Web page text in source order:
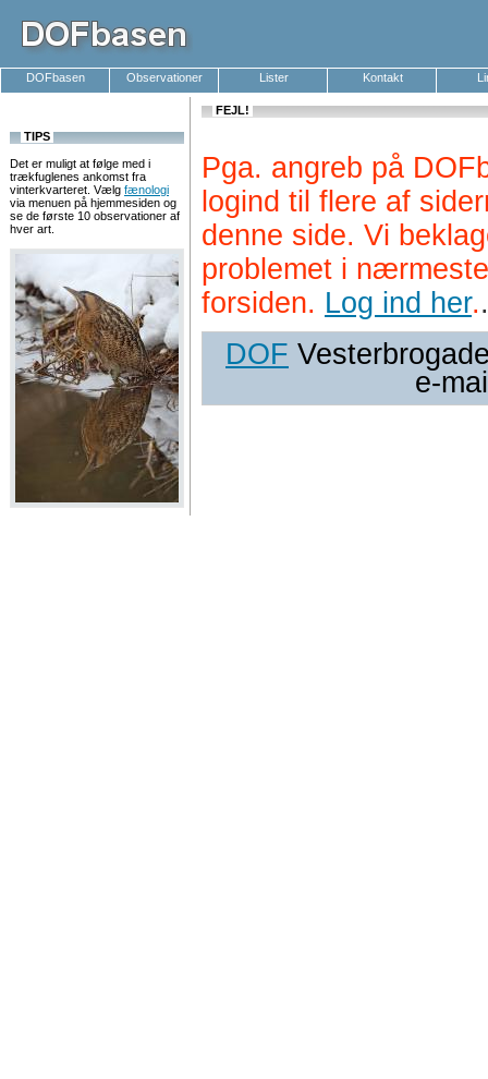
DOFbasen Observationer Lister Kontakt
TIPS
Det er muligt at følge med i
trækfuglenes ankomst fra
vinterkvarteret. Vælg fænologi
via menuen på hjemmesiden og
se de første 10 observationer af
hver art.
FEJL!
Pga. angreb på
logind til flere af
denne side. Vi
problemet i
forsiden. Log ind her..
DOF
e-